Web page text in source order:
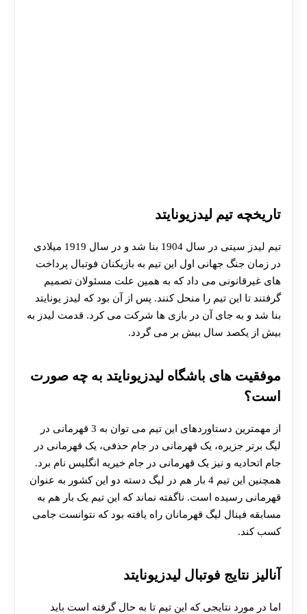
تاریخچه تیم لیدزیونایتد
تیم لیدز سیتی در سال 1904 بنا شد و در سال 1919 میلادی
در زمان جنگ جهانی اول این تیم به بازیکنان فوتبال پرداخت
های غیرقانونی می داد که به همین علت مسئولان تصمیم
گرفتند تا این تیم را منحل کنند. پس از آن بود که لیدز یونایتد
بنا شد و به جای آن در بازی ها شرکت می کرد. قدمت لیدز به
بیش از یکصد سال بیش بر می گردد.
موفقیت های باشگاه لیدزیونایتد به چه صورت
است؟
از مهمترین دستاوردهای این تیم می توان به 3 قهرمانی در
لیگ برتر جزیره، یک قهرمانی در جام حذفی، یک قهرمانی در
جام اتحادیه و نیز یک قهرمانی در جام خیریه انگلیس نام برد.
همچنین این تیم 4 بار هم در لیگ دسته دو این کشور به عنوان
قهرمانی رسیده است. ناگفته نماند که این تیم یک بار هم به
مسابقه فینال لیگ قهرمانان راه یافته بود که نتوانست جامی
کسب کند.
آنالیز نتایج فوتبال لیدزیونایتد
اما در مورد نتایجی که این تیم تا به حال گرفته است باید